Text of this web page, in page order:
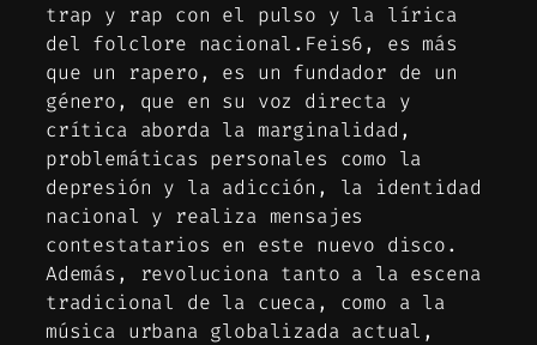
trap y rap con el pulso y la lírica
del folclore nacional.Feis6, es más
que un rapero, es un fundador de un
género, que en su voz directa y
crítica aborda la marginalidad,
problemáticas personales como la
depresión y la adicción, la identidad
nacional y realiza mensajes
contestatarios en este nuevo disco.
Además, revoluciona tanto a la escena
tradicional de la cueca, como a la
música urbana globalizada actual,